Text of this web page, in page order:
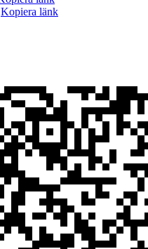
Kopiera länk